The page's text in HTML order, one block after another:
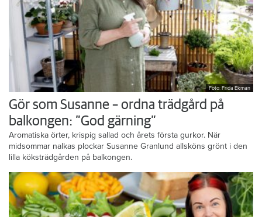
Foto: Frida Ekman
Gör som Susanne – ordna trädgård på
balkongen: ”God gärning”
Aromatiska örter, krispig sallad och årets första gurkor. När
midsommar nalkas plockar Susanne Granlund allsköns grönt i den
lilla köksträdgården på balkongen.